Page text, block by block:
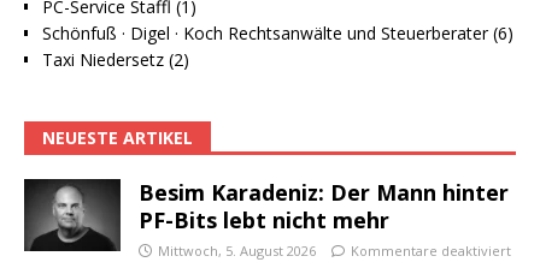
PC-Service Staffl (1)
Schönfuß · Digel · Koch Rechtsanwälte und Steuerberater (6)
Taxi Niedersetz (2)
NEUESTE ARTIKEL
Besim Karadeniz: Der Mann hinter
PF-Bits lebt nicht mehr
Mittwoch, 5. August 2026 Kommentare deaktiviert